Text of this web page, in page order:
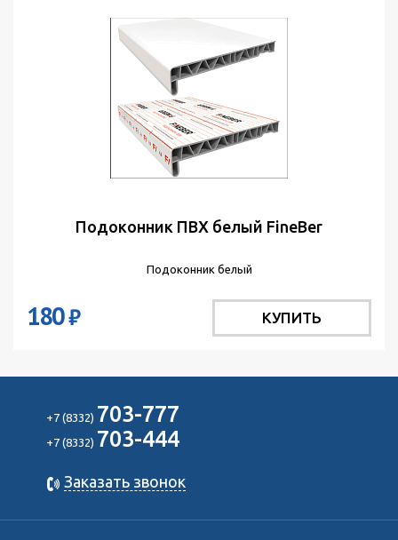
Подоконник ПВХ белый FineBer
Подоконник белый
180₽ КУПИТЬ
+7 (8332) 703-777
+7 (8332) 703-444
Заказать звонок